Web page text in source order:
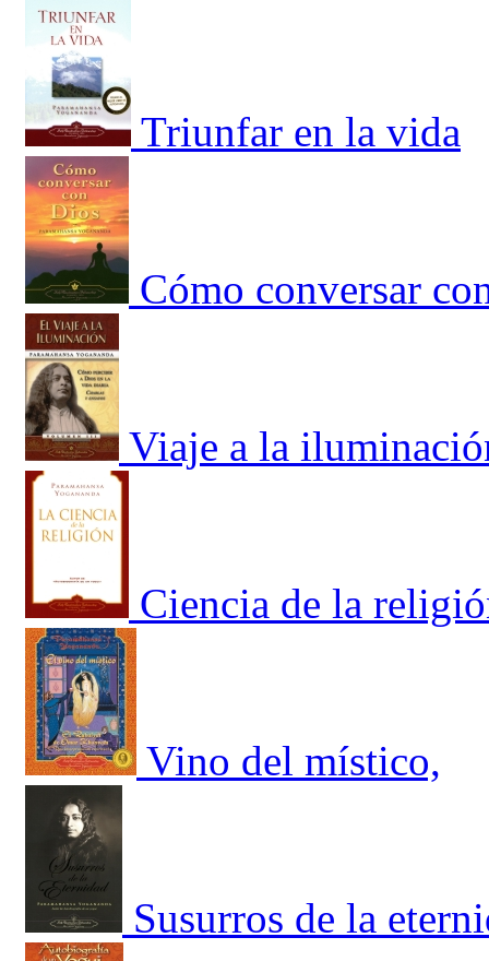
Triunfar en la vida
Cómo conversar
Viaje a la
Ciencia de la
Vino del místico,
Susurros de la